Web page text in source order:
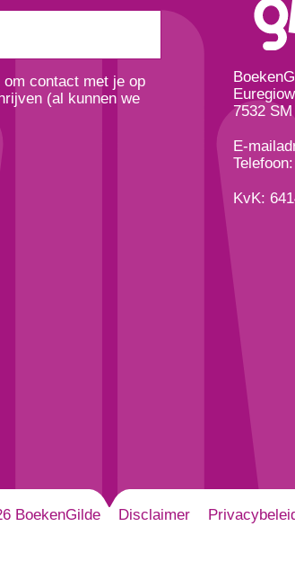
contact met je op
(al kunnen we
7532
E-
Telefoon:
KvK:
BoekenGilde Disclaimer